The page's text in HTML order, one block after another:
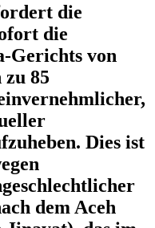
die
die
Gerichts von
zu 85
Dies ist
dem Aceh